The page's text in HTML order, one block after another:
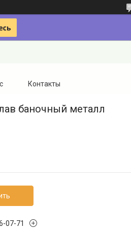
Контакты
баночный металл
07-71